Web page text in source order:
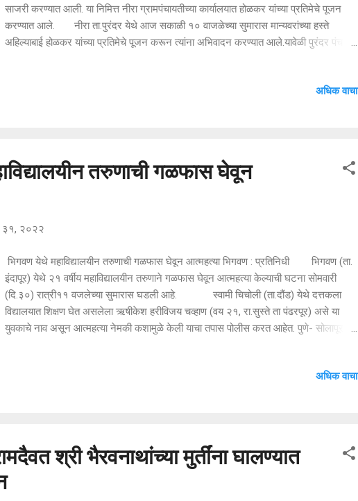
साजरी करण्यात आली. या निमित्त नीरा ग्रामपंचायतीच्या कार्यालयात होळकर यांच्या प्रतिमेचे पूजन
करण्यात आले. नीरा ता.पुरंदर येथे आज सकाळी १० वाजळेच्या सुमारास मान्यवरांच्या हस्ते
अहिल्याबाई होळकर यांच्या प्रतिमेचे पूजन करून त्यांना अभिवादन करण्यात आले.यावेळी पुरंदर पंचायत
दगडे,माजी उपसरपंच दीपक काकडे,गणेश गडदरे, बाबुराव दगडे,गणपत लकडे,महेश धायगुडे,तात्या
अधिक वाचा
तरुणाची गळफास घेवून
३१, २०२२
भिगवण येथे महाविद्यालयीन तरुणाची गळफास घेवून आत्महत्या भिगवण : प्रतिनिधी भिगवण (ता.
इंदापूर) येथे २१ वर्षीय महाविद्यालयीन तरुणाने गळफास घेवून आत्महत्या केल्याची घटना सोमवारी
(दि.३०) रात्री११ वजलेच्या सुमारास घडली आहे. स्वामी चिचोली (ता.दौंड) येथे दत्तकला
विद्यालयात शिक्षण घेत असलेला ऋषीकेश हरीविजय चव्हाण (वय २१, रा.सुस्ते ता पंढरपूर) असे या
युवकाचे नाव असून आत्महत्या नेमकी कशामुळे केली याचा तपास पोलीस करत आहेत. पुणे- सोलापूर
अधिक वाचा
श्री भैरवनाथांच्या मुर्तींना घालण्यात